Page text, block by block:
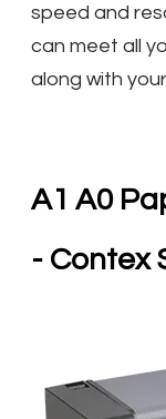
speed and
can meet all
along with
A1 ​A0
- Contex